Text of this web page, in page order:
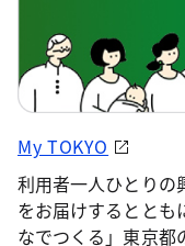
My TOKYO
利用者一人ひとりの
をお届けするととも
なでつくる」東京都